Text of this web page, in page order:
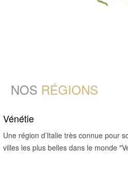
NOS RÉGIONS
Vénétie
Une région d’Italie très connue pour
villes les plus belles dans le monde